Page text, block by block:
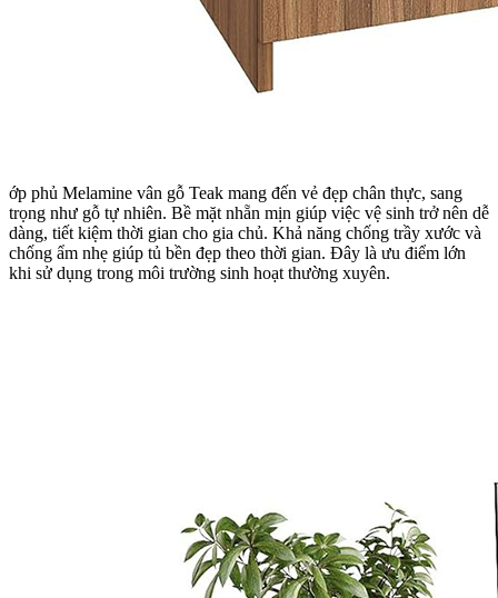
ớp phủ Melamine vân gỗ Teak mang đến vẻ đẹp chân thực, sang
trọng như gỗ tự nhiên. Bề mặt nhẵn mịn giúp việc vệ sinh trở nên dễ
dàng, tiết kiệm thời gian cho gia chủ. Khả năng chống trầy xước và
chống ẩm nhẹ giúp tủ bền đẹp theo thời gian. Đây là ưu điểm lớn
khi sử dụng trong môi trường sinh hoạt thường xuyên.